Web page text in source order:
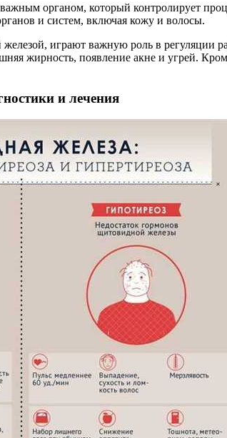
органом, который контролирует
и систем, включая кожу и волосы.
играют важную роль в регуляции
жирность, появление акне и угрей.
и лечения